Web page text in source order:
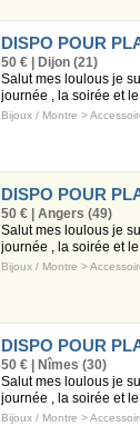
DISPO POUR
50 € | Dijon (21)
Salut mes loulous je
journée , la soirée et
Bijoux / Montre >
DISPO POUR
50 € | Angers (49)
Salut mes loulous je
journée , la soirée et
Bijoux / Montre >
DISPO POUR
50 € | Nîmes (30)
Salut mes loulous je
journée , la soirée et
Bijoux / Montre >